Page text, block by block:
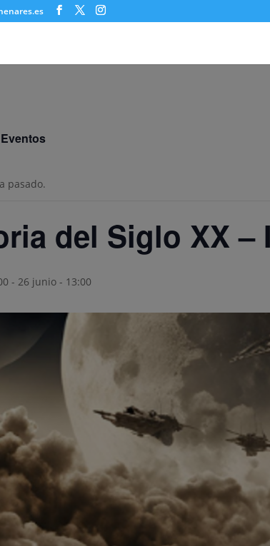
pasado.
del Siglo XX –
- 26 junio - 13:00